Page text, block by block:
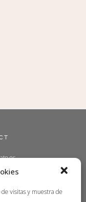
visitas y muestra de
16 08